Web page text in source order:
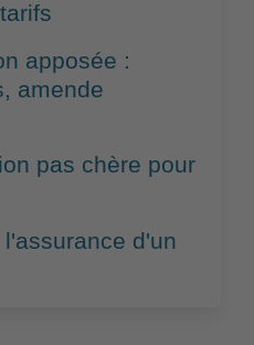
apposée :
amende
pas chère pour
d'un